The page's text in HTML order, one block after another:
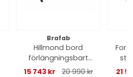
Brafab
Hillmond bord
förlängningsbart
238-297x100 H73
15 743 kr 20 990 kr
21